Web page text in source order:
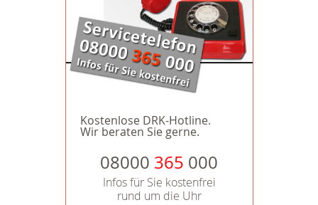
Kostenlose DRK-Hotline.
Wir beraten Sie gerne.
08000 365 000
Infos für Sie kostenfrei
rund um die Uhr